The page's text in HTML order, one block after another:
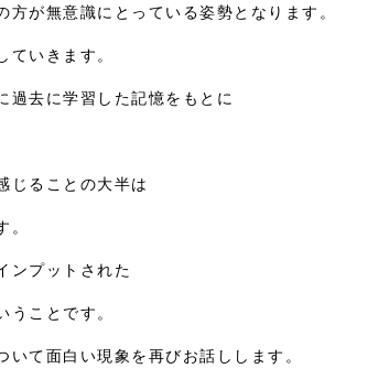
が無意識にとっている姿勢となります。
いきます。
過去に学習した記憶をもとに
じることの大半は
。
ンプットされた
ことです。
て面白い現象を再びお話しします。